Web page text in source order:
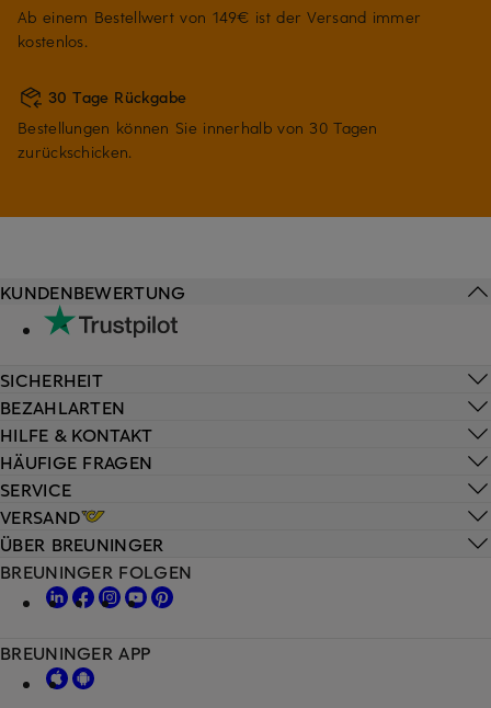
Ab einem Bestellwert von 149€ ist der Versand immer
kostenlos.
30 Tage Rückgabe
Bestellungen können Sie innerhalb von 30 Tagen
zurückschicken.
HILFE & KONTAKT
HÄUFIGE FRAGEN
SERVICE
VERSAND
KUNDENBEWERTUNG
SICHERHEIT
BEZAHLARTEN
ÜBER BREUNINGER
BREUNINGER FOLGEN
BREUNINGER APP